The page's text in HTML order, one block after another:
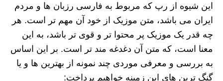
این شیوه از رپ که مربوط به فارسی رزبان ها و مردم
ایران می باشد، متن موزیک از خود آن مهم تر است. هر
چه قدر یک موزیک پر محتوا تر و قوی تر باشد، به این
معنا است، که متن آن دغدغه مند تر است. بر این اساس
به بررسی و معرفی موردی چند نمونه از بهترین ها و یا
گنگ ترین های این زمینه خواهیم پرداخت: